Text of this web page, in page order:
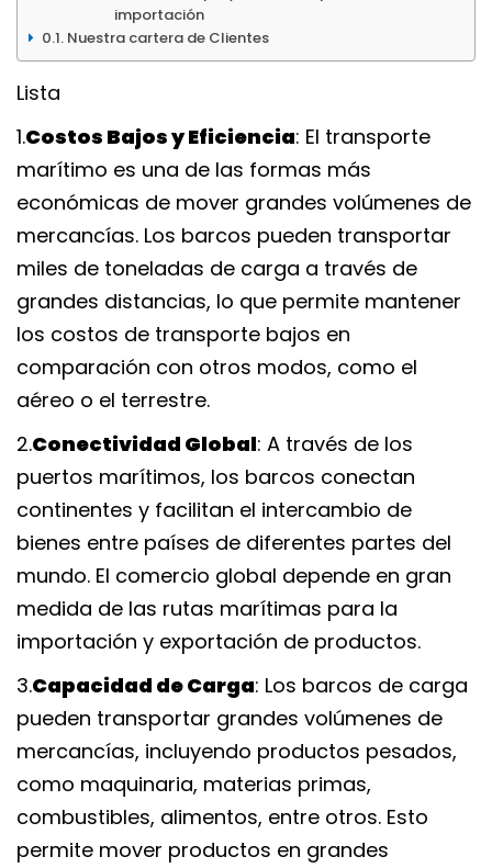
importación
Nuestra cartera de Cliente
Lista
1.Costos Bajos y Eficiencia: El transporte
marítimo es una de las formas más
económicas de mover grandes volúmenes de
mercancías. Los barcos pueden transportar
miles de toneladas de carga a través de
grandes distancias, lo que permite mantener
los costos de transporte bajos en
comparación con otros modos, como el
aéreo o el terrestre.
2.Conectividad Global: A través de los
puertos marítimos, los barcos conectan
continentes y facilitan el intercambio de
bienes entre países de diferentes partes del
mundo. El comercio global depende en gran
medida de las rutas marítimas para la
importación y exportación de productos.
3.Capacidad de Carga: Los barcos de carga
pueden transportar grandes volúmenes de
mercancías, incluyendo productos pesados,
como maquinaria, materias primas,
combustibles, alimentos, entre otros. Esto
permite mover productos en grandes